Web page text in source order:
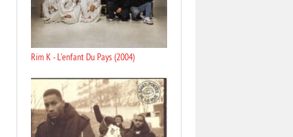
Rim K - L'enfant Du Pays (2004)